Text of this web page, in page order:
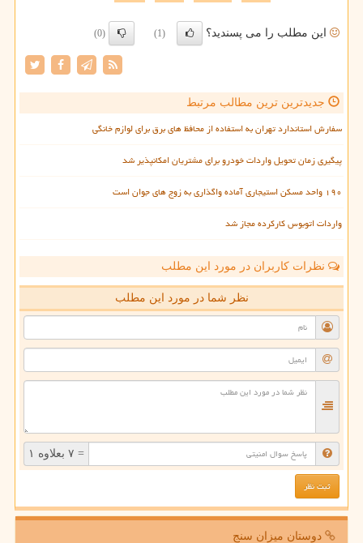
این مطلب را می پسندید؟ (1)
(0)
جدیدترین ترین مطالب مرتبط
سفارش استاندارد تهران به استفاده از محافظ های برق برای لوازم خانگی
پیگیری زمان تحویل واردات خودرو برای مشتریان امکانپذیر شد
۱۹۰ واحد مسکن استیجاری آماده واگذاری به زوج های جوان است
واردات اتوبوس کارکرده مجاز شد
نظرات کاربران در مورد این مطلب
نظر شما در مورد این مطلب
= ۷ بعلاوه ۱
دوستان میزان سنج